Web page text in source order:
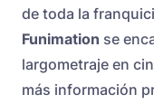
de toda la
Funimation se
largometraje en
más información